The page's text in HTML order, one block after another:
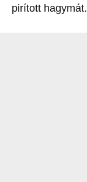
pirított hagymát.